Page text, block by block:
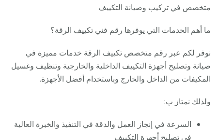
متخصص في تركيب وصيانة التكييف
ما أهم الخدمات التي يوفرها رقم فني تكييف الرقة؟
نوفر لكم عبر رقم متخصص تكييف الرقة خدمات مميزة في
صيانة وتصليح أجهزة التكييف الداخلية والخارجية وتنظيف وغسيل
المكيفات من الداخل والخارج وباستخدام أفضل الأجهزة.
ولذلك نمتاز ب:
السرعة في إنجاز العمل والدقة في التنفيذ والخبرة العالية
في تصليح أجهزة التكييف